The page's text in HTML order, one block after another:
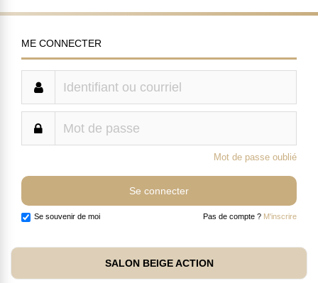
ME CONNECTER
Mot de passe oublié
Se souvenir de moi Pas de compte ? M'inscrire
SALON BEIGE ACTION